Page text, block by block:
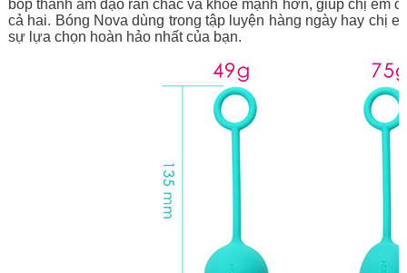
bóp thành âm đạo rắn chắc và khỏe mạnh hơn, giúp chị em
cả hai. Bóng Nova dùng trong tập luyện hàng ngày hay chị
sự lựa chọn hoàn hảo nhất của bạn.